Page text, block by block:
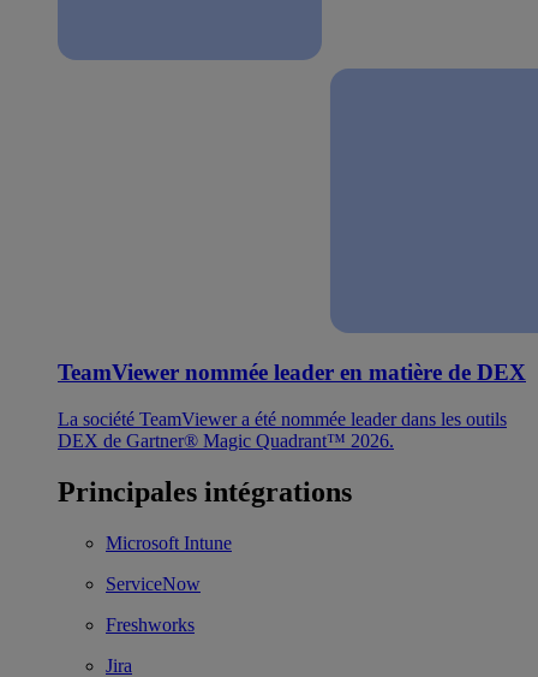
TeamViewer nommée leader en matière de DEX
La société TeamViewer a été nommée leader dans les outils
DEX de Gartner® Magic Quadrant™ 2026.
Principales intégrations
Microsoft Intune
ServiceNow
Freshworks
Jira